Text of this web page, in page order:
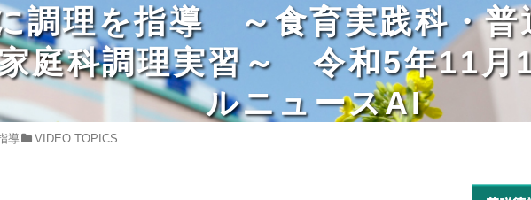
調理を指導 ～食育実践科・
庭科調理実習～ 令和5年11月
ルニュースAI
導 VIDEO TOPICS